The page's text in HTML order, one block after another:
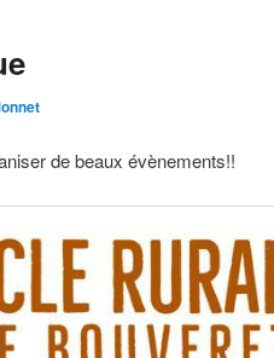
de beaux évènements!!